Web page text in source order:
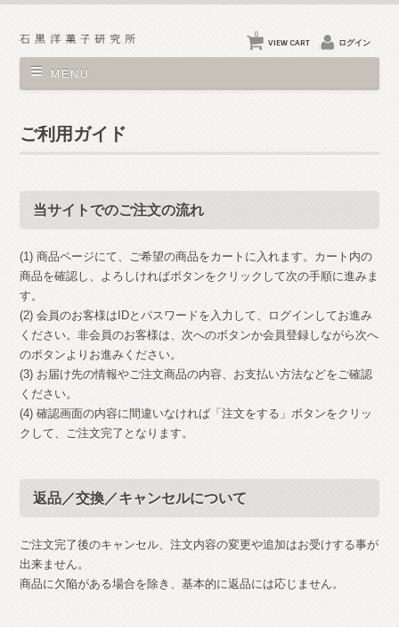
VIEW CART
0
ログイン
MENU
ご利用ガイド
当サイトでのご注文の流れ
(1) 商品ページにて、ご希望の商品をカートに入れます。カート内の
商品を確認し、よろしければボタンをクリックして次の手順に進みま
す。
(2) 会員のお客様はIDとパスワードを入力して、ログインしてお進み
ください。非会員のお客様は、次へのボタンか会員登録しながら次へ
のボタンよりお進みください。
(3) お届け先の情報やご注文商品の内容、お支払い方法などをご確認
ください。
(4) 確認画面の内容に間違いなければ「注文をする」ボタンをクリッ
クして、ご注文完了となります。
返品／交換／キャンセルについて
ご注文完了後のキャンセル、注文内容の変更や追加はお受けする事が
出来ません。
商品に欠陥がある場合を除き、基本的に返品には応じません。